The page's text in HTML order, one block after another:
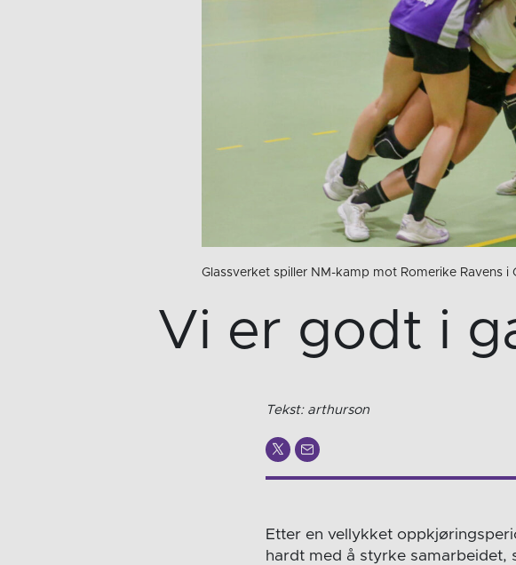
Glassverket spiller NM-kamp mot Romerike Ravens i
Vi er godt i
Tekst: arthurson
Etter en vellykket
hardt med å styrke samarbeidet,